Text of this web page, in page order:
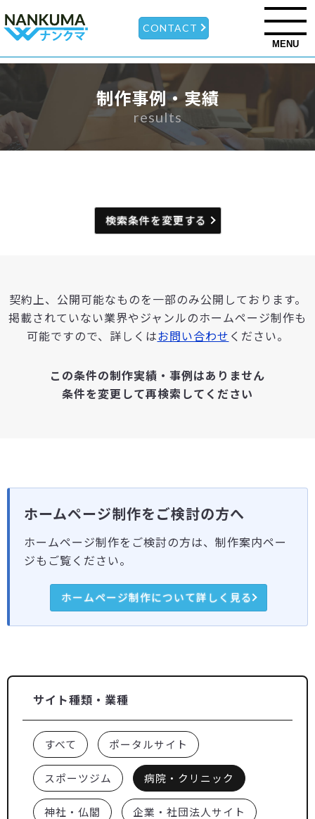
CONTACT
MENU
制作事例・実績
results
検索条件を変更する
契約上、公開可能なものを一部のみ公開しております。
掲載されていない業界やジャンルのホームページ制作も
可能ですので、詳しくはお問い合わせ ください。
この条件の制作実績・事例はありません
条件を変更して再検索してください
ホームページ制作をご検討の方へ
ホームページ制作をご検討の方は、制作案内ペー
ジもご覧ください。
ホームページ制作について詳しく見る
サイト種類・業種
すべて ポータルサイト
スポーツジム 病院・クリニック
神社・仏閣 企業・社団法人サイト